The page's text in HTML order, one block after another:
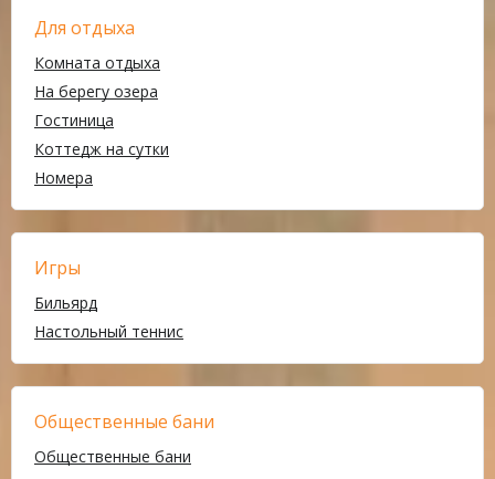
Для отдыха
Комната отдыха
На берегу озера
Гостиница
Коттедж на сутки
Номера
Игры
Бильярд
Настольный теннис
Общественные бани
Общественные бани